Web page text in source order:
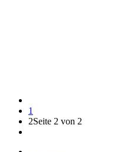
1
2Seite 2 von 2